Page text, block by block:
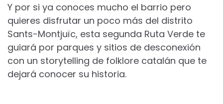
Y por si ya conoces mucho el barrio pero
quieres disfrutar un poco más del distrito
Sants-Montjuïc, esta segunda Ruta Verde te
guiará por parques y sitios de desconexión
con un storytelling de folklore catalán que te
dejará conocer su historia.